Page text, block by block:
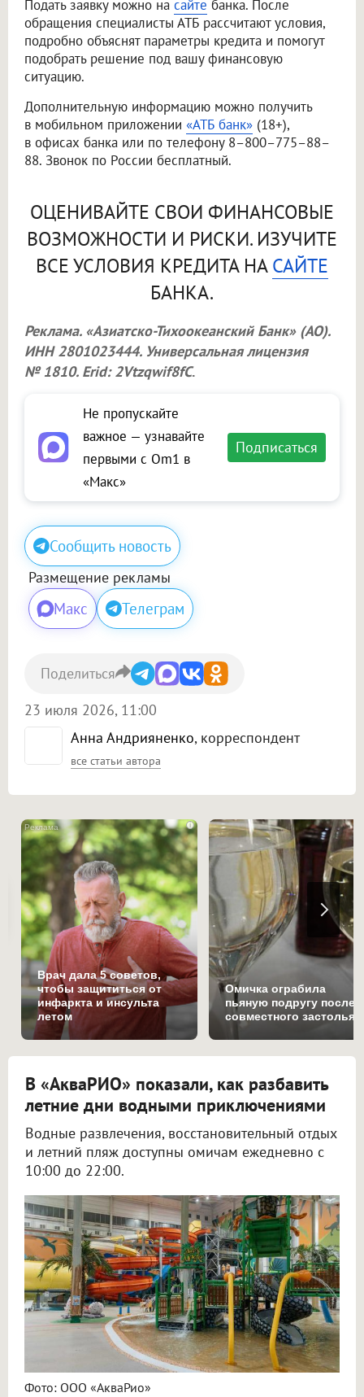
Подать заявку можно на сайте банка. После
обращения специалисты АТБ рассчитают условия,
подробно объяснят параметры кредита и помогут
подобрать решение под вашу финансовую
ситуацию.
Дополнительную информацию можно получить
в мобильном приложении «АТБ банк» (18+),
в офисах банка или по телефону 8–800–775–88–
88. Звонок по России бесплатный.
ОЦЕНИВАЙТЕ СВОИ ФИНАНСОВЫЕ
ВОЗМОЖНОСТИ И РИСКИ. ИЗУЧИТЕ
ВСЕ УСЛОВИЯ КРЕДИТА НАСАЙТЕ
БАНКА.
Реклама. «Азиатско-Тихоокеанский Банк» (АО).
ИНН 2801023444. Универсальная лицензия
№ 1810. Erid: 2Vtzqwif8fC.
Не пропускайте
важное — узнавайте
первыми с Om1 в
«Макс»
Подписаться
Сообщить новость
Размещение рекламы
Макс Телеграм
Анна Андрияненко, корреспондент
все статьи автора
23 июля 2026, 11:00
Поделиться
i
Врач дала 5 советов,
чтобы защититься от
инфаркта и инсульта
летом
Омичка ограбила
пьяную подругу после
совместного застолья
В «АкваРИО» показали, как разбавить
летние дни водными приключениями
Водные развлечения, восстановительный отдых
и летний пляж доступны омичам ежедневно с
10:00 до 22:00.
Фото: ООО «АкваРио»